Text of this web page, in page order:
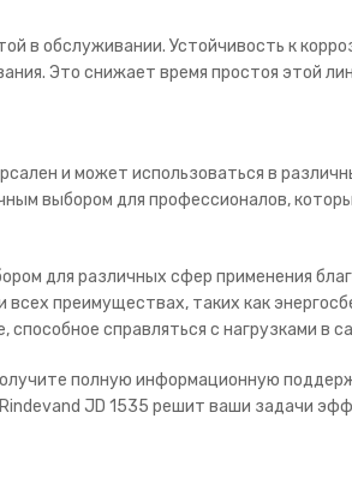
в обслуживании. Устойчивость к
Это снижает время простоя этой
и может использоваться в
выбором для профессионалов,
для различных сфер применения
преимуществах, таких как
справляться с нагрузками в
полную информационную
JD 1535 решит ваши задачи